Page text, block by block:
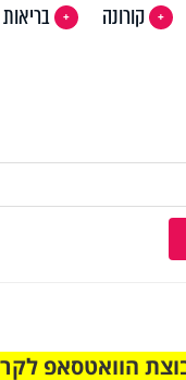
קורונה בריאות